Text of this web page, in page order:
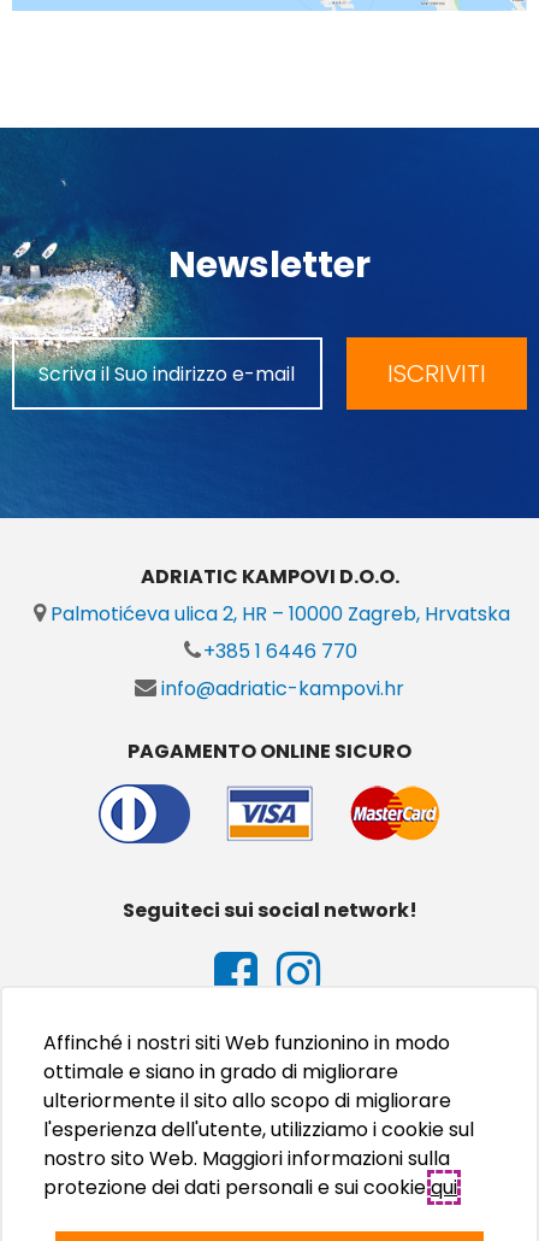
Newsletter
ISCRIVITI
ADRIATIC KAMPOVI D.O.O.
Palmotićeva ulica 2, HR – 10000 Zagreb, Hrvatska
+385 1 6446 770
info@adriatic-kampovi.hr
PAGAMENTO ONLINE SICURO
Seguiteci sui social network!
Affinché i nostri siti Web funzionino in modo
ottimale e siano in grado di migliorare
ulteriormente il sito allo scopo di migliorare
l'esperienza dell'utente, utilizziamo i cookie sul
nostro sito Web. Maggiori informazioni sulla
protezione dei dati personali e sui cookiequi.